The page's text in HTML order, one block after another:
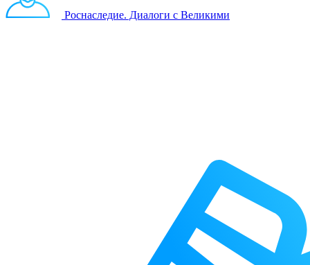
Роснаследие. Диалоги с Великими